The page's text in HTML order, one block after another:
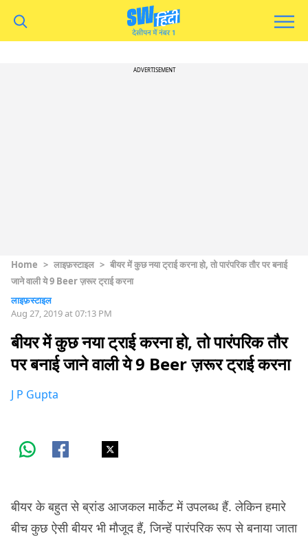
ADVERTISEMENT
Home > लाइफ़स्टाइल > बीयर में कुछ नया ट्राई करना हो, तो पारंपरिक तौर पर बनाई
जाने वाली ये 9 Beer ज़रूर ट्राई करना
लाइफ़स्टाइल
Aug 27, 2019 at 07:13 PM
बीयर में कुछ नया ट्राई करना हो, तो पारंपरिक तौर
पर बनाई जाने वाली ये 9 Beer ज़रूर ट्राई करना
J P Gupta
बीयर के बहुत से ब्रांड आजकल मार्केट में उपलब्ध हैं. लेकिन हमारे
बीच कुछ ऐसी बीयर भी मौजूद हैं, जिन्हें पारंपरिक रूप से बनाया जाता